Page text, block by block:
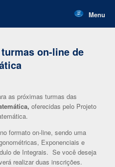
Menu
on-line de
as próximas turmas das
oferecidas pelo Projeto
formato on-line, sendo uma
Exponenciais e
de Integrais. Se você deseja
realizar duas inscrições.